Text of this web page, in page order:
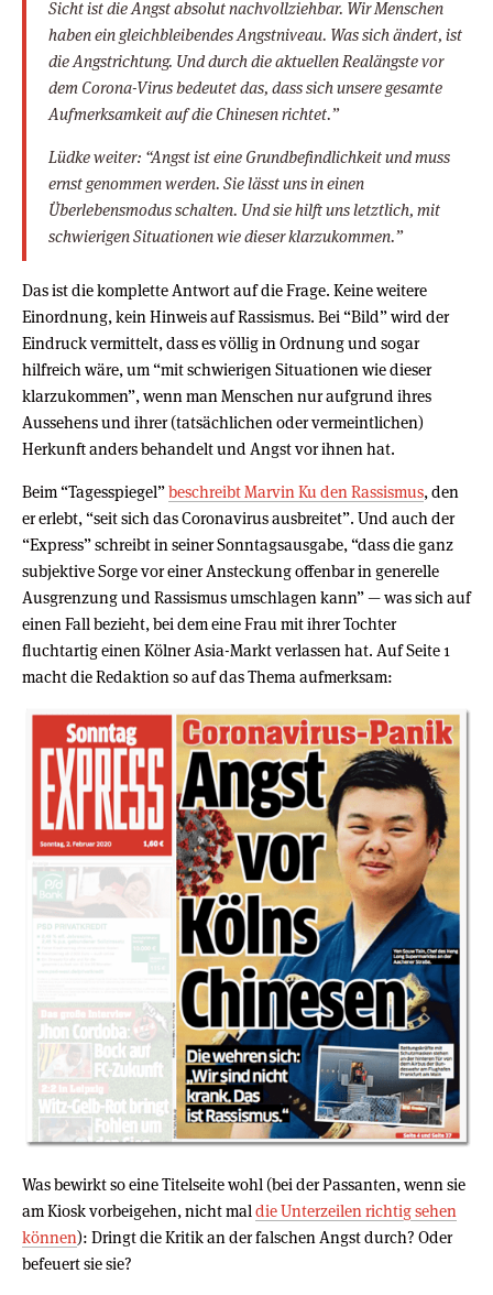
Sicht ist die Angst absolut nachvollziehbar. Wir Menschen
haben ein gleichbleibendes Angstniveau. Was sich ändert, ist
die Angstrichtung. Und durch die aktuellen Realängste vor
dem Corona-Virus bedeutet das, dass sich unsere gesamte
Aufmerksamkeit auf die Chinesen richtet.”
Lüdke weiter: “Angst ist eine Grundbefindlichkeit und muss
ernst genommen werden. Sie lässt uns in einen
Überlebensmodus schalten. Und sie hilft uns letztlich, mit
schwierigen Situationen wie dieser klarzukommen.”
Das ist die komplette Antwort auf die Frage. Keine weitere
Einordnung, kein Hinweis auf Rassismus. Bei “Bild” wird der
Eindruck vermittelt, dass es völlig in Ordnung und sogar
hilfreich wäre, um “mit schwierigen Situationen wie dieser
klarzukommen”, wenn man Menschen nur aufgrund ihres
Aussehens und ihrer (tatsächlichen oder vermeintlichen)
Herkunft anders behandelt und Angst vor ihnen hat.
Beim “Tagesspiegel”beschreibt Marvin Ku den Rassismus, den
er erlebt, “seit sich das Coronavirus ausbreitet”. Und auch der
“Express” schreibt in seiner Sonntagsausgabe, “dass die ganz
subjektive Sorge vor einer Ansteckung offenbar in generelle
Ausgrenzung und Rassismus umschlagen kann” — was sich auf
einen Fall bezieht, bei dem eine Frau mit ihrer Tochter
fluchtartig einen Kölner Asia-Markt verlassen hat. Auf Seite 1
macht die Redaktion so auf das Thema aufmerksam:
Was bewirkt so eine Titelseite wohl (bei der Passanten, wenn sie
am Kiosk vorbeigehen, nicht mal die Unterzeilen richtig sehen
können): Dringt die Kritik an der falschen Angst durch? Oder
befeuert sie sie?